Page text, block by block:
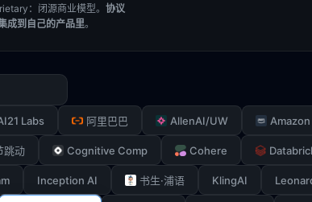
：闭源商业模型。 协议
成到自己的产品里。
Labs 阿里巴巴 AllenAI/UW Amazon
跳动 Cognitive Comp Cohere
Inception AI 书生·浦语 KlingAI